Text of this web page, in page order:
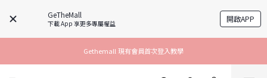
GeTheMall
下載 App 享更多專屬權益 開啟APP
Gethemall 現有會員首次登入教學